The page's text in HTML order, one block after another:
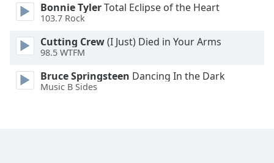
Font
Edge
Style
Bonnie TylerTotal Eclipse of the Heart
103.7 Rock
Cutting Crew(I Just) Died in Your Arms
98.5 WTFM
Bruce Springsteen Dancing In the Dark
Music B Sides